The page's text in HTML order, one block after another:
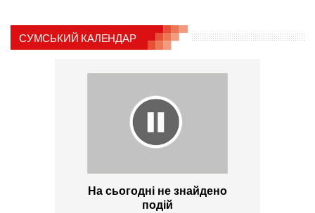
СУМСЬКИЙ КАЛЕНДАР
На сьогодні не знайдено
подій